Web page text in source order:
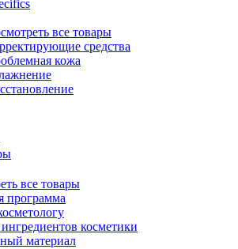
все товары
средства
кожа
все товары
программа
косметики
материал